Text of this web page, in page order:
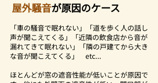
​屋外騒音が原因のケース
「車の騒音で眠れない」「道を歩く人の話し
声が聞こえてくる」「近隣の飲食店から音が
漏れてきて眠れない」「隣の戸建てから大き
な音が聞こえてくる」 etc...
ほとんどが窓の遮音性能が低いことが原因で